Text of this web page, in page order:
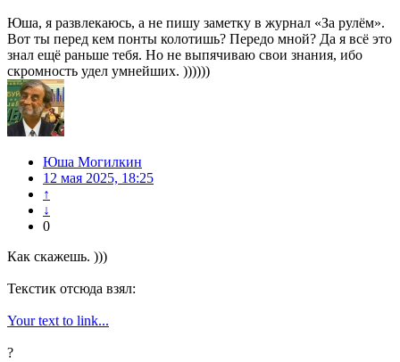
Юша, я развлекаюсь, а не пишу заметку в журнал «За рулём».
Вот ты перед кем понты колотишь? Передо мной? Да я всё это
знал ещё раньше тебя. Но не выпячиваю свои знания, ибо
скромность удел умнейших. ))))))
Юша Могилкин
12 мая 2025, 18:25
↑
↓
0
Как скажешь. )))
Текстик отсюда взял:
Your text to link...
?